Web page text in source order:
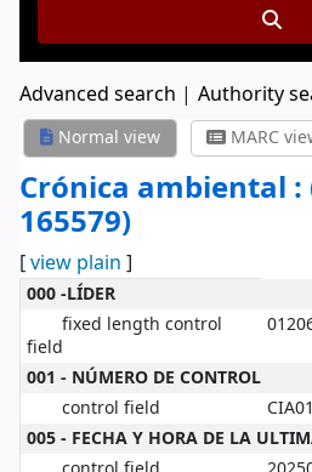
Advanced search Authority
Normal view MARC
Crónica ambiental :
165579)
[view plain ]
MARC details
000 -LÍDER
fixed length control
field
001 - NÚMERO DE CONTROL
control field
005 - FECHA Y HORA DE LA